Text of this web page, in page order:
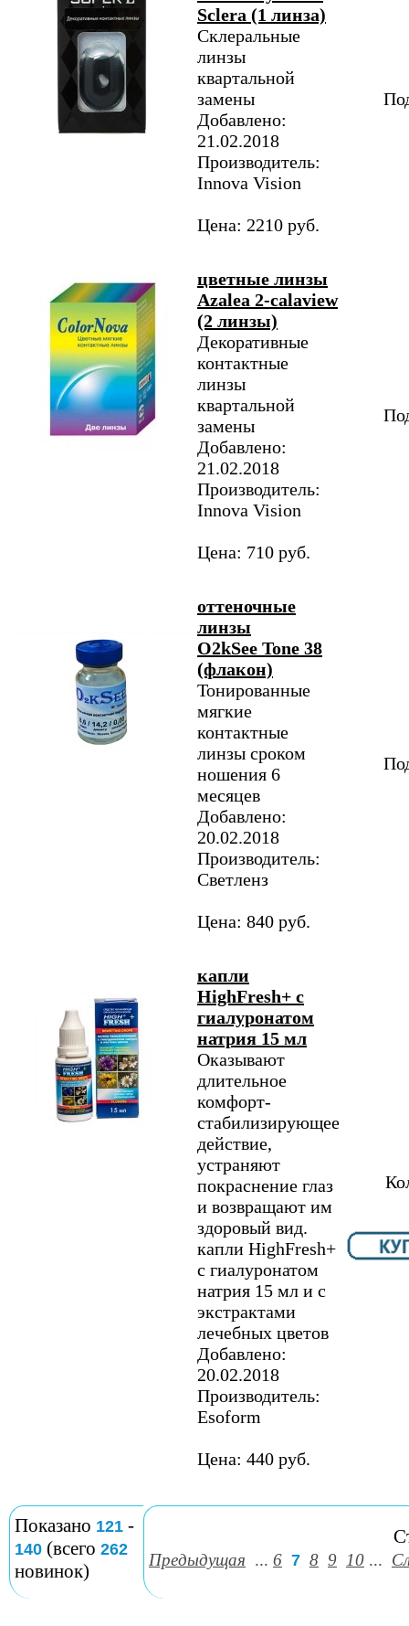
Sclera (1 линза)
Склеральные
линзы
квартальной
замены
Добавлено:
21.02.2018
Производитель:
Innova Vision
Цена: 2210 руб.
цветные линзы
Azalea 2-calaview
(2 линзы)
Декоративные
контактные
линзы
квартальной
замены
Добавлено:
21.02.2018
Производитель:
Innova Vision
Цена: 710 руб.
оттеночные
линзы
O2kSee Tone 38
(флакон)
Тонированные
мягкие
контактные
линзы сроком
ношения 6
месяцев
Добавлено:
20.02.2018
Производитель:
Светленз
Цена: 840 руб.
капли
HighFresh+ с
гиалуронатом
натрия 15 мл
Оказывают
длительное
комфорт-
стабилизирующее
действие,
устраняют
покраснение глаз
и возвращают им
здоровый вид.
капли HighFresh+
с гиалуронатом
натрия 15 мл и с
экстрактами
лечебных цветов
Добавлено:
20.02.2018
Производитель:
Esoform
Цена: 440 руб.
Показано 121 -
140 (всего 262
новинок)
Предыдущая ... 6 7 8 9 10 ...